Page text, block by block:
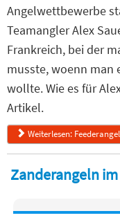
Angelwettbewerbe
Teamangler Alex
Frankreich, bei der
musste, woenn man
wollte. Wie es für
Artikel.
Weiterlesen:
Zanderangeln